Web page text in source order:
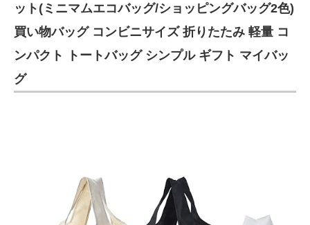
ット(ミニマムエコバッグ/ショッピングバッグ2色)
買い物バッグ コンビニサイズ 折りたたみ 軽量 コ
ンパクト トートバッグ シンプル ギフト マイバッ
グ